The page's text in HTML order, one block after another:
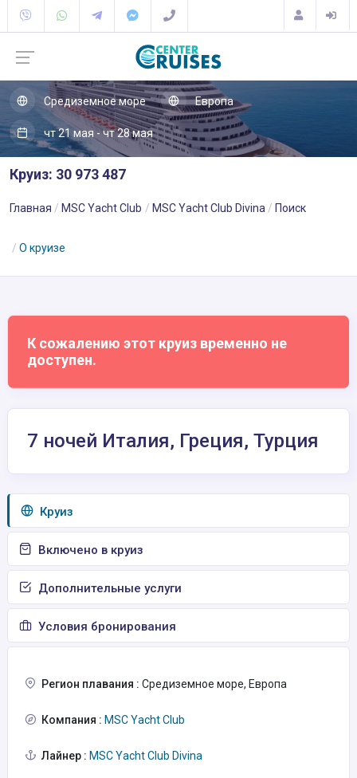
Средиземное море Европа
чт 21 мая - чт 28 мая
Круиз: 30 973 487
Главная MSC Yacht Club MSC Yacht Club Divina Поиск
О круизе
К сожалению этот круиз временно не
доступен.
7 ночей Италия, Греция, Турция
Круиз
Включено в круиз
Дополнительные услуги
Условия бронирования
Регион плавания : Средиземное море, Европа
Компания : MSC Yacht Club
Лайнер : MSC Yacht Club Divina